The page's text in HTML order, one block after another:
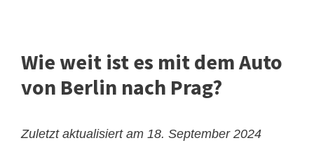
Wie weit ist es mit dem Auto
von Berlin nach Prag?
Zuletzt aktualisiert am 18. September 2024